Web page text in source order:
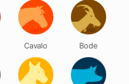
Cavalo Bode